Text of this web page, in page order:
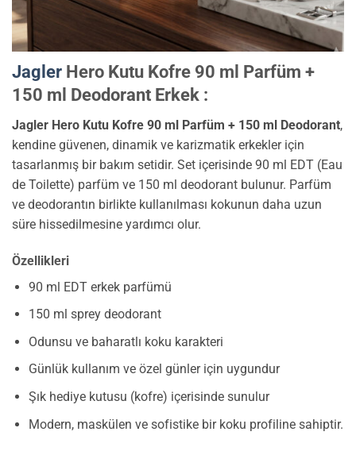
Jagler Hero Kutu Kofre 90 ml Parfüm +
150 ml Deodorant Erkek :
Jagler Hero Kutu Kofre 90 ml Parfüm + 150 ml Deodorant,
kendine güvenen, dinamik ve karizmatik erkekler için
tasarlanmış bir bakım setidir. Set içerisinde 90 ml EDT (Eau
de Toilette) parfüm ve 150 ml deodorant bulunur. Parfüm
ve deodorantın birlikte kullanılması kokunun daha uzun
süre hissedilmesine yardımcı olur.
Özellikleri
90 ml EDT erkek parfümü
150 ml sprey deodorant
Odunsu ve baharatlı koku karakteri
Günlük kullanım ve özel günler için uygundur
Şık hediye kutusu (kofre) içerisinde sunulur
Modern, maskülen ve sofistike bir koku profiline sahiptir.